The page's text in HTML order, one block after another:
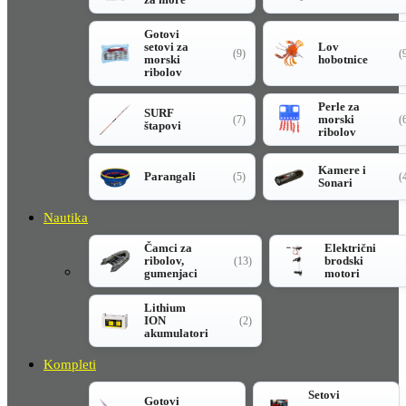
Gotovi
setovi za
morski
ribolov
(9)
Lov
hobotnice
SURF
štapovi
(7)
Perle za
morski
ribolov
Parangali (5)
Kamere i
Sonari
Nautika
Čamci za
ribolov,
gumenjaci
(13)
Električni
brodski
motori
Lithium
ION
akumulatori
(2)
Kompleti
Gotovi
Setovi